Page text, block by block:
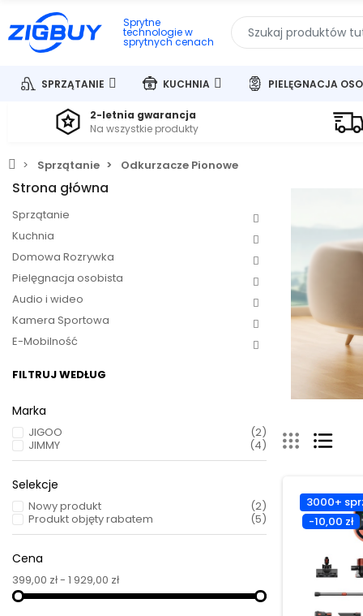
Sprytne
technologie w
sprytnych cenach
SPRZĄTANIE KUCHNIA PIELĘGNACJA
2-letnia gwarancja
Na wszystkie produkty
Sprzątanie Odkurzacze Pionowe
Strona główna
Sprzątanie
Kuchnia
Domowa Rozrywka
Pielęgnacja osobista
Audio i wideo
Kamera Sportowa
E-Mobilność
FILTRUJ WEDŁUG
Marka
JIGOO
(2)
JIMMY
(4)
Selekcje
Nowy produkt
(2)
Produkt objęty rabatem
(5)
Cena
399,00 zł - 1 929,00 zł
3000+
-10,00 zł